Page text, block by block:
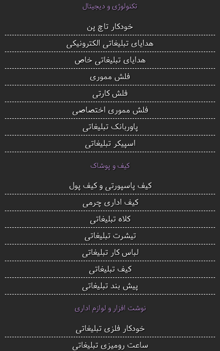
تکنولوژی و دیجیتال
خودکار تاچ پن
هدایای تبلیغاتی الکترونیکی
هدایای تبلیغاتی خاص
فلش مموری
فلش کارتی
فلش مموری اختصاصی
پاوربانک تبلیغاتی
اسپیکر تبلیغاتی
کیف و پوشاک
کیف پاسپورتی و کیف پول
کیف اداری چرمی
کلاه تبلیغاتی
تیشرت تبلیغاتی
لباس کار تبلیغاتی
کیف تبلیغاتی
پیش بند تبلیغاتی
نوشت افزار و لوازم اداری
خودکار فلزی تبلیغاتی
ساعت رومیزی تبلیغاتی